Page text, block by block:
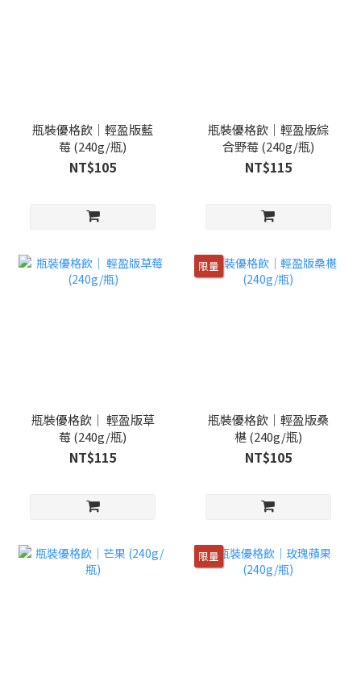
瓶裝優格飲｜輕盈版藍
莓 (240g/瓶)
NT$105
瓶裝優格飲｜輕盈版綜
合野莓 (240g/瓶)
NT$115
瓶裝優格飲｜ 輕盈版草
莓 (240g/瓶)
NT$115
限量
瓶裝優格飲｜輕盈版桑
椹 (240g/瓶)
NT$105
限量